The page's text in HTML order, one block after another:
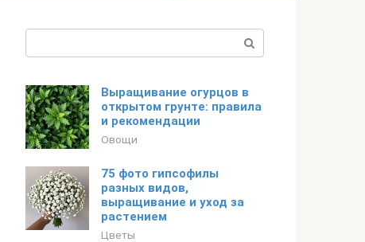
Выращивание огурцов в
открытом грунте: правила
и рекомендации
Овощи
75 фото гипсофилы
разных видов,
выращивание и уход за
растением
Цветы